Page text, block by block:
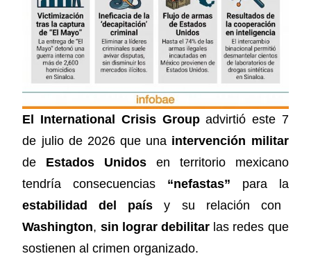
El International Crisis Groupadvirtió este 7
de julio de 2026 que una intervención militar
de Estados Unidos en territorio mexicano
tendría consecuencias “nefastas” para la
estabilidad del país y su relación con
Washington, sin lograr debilitar las redes que
sostienen al crimen organizado.